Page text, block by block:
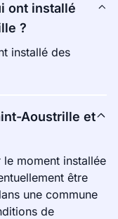
ont installé
?
installé des
Aoustrille et
le moment installée
être
une commune
de